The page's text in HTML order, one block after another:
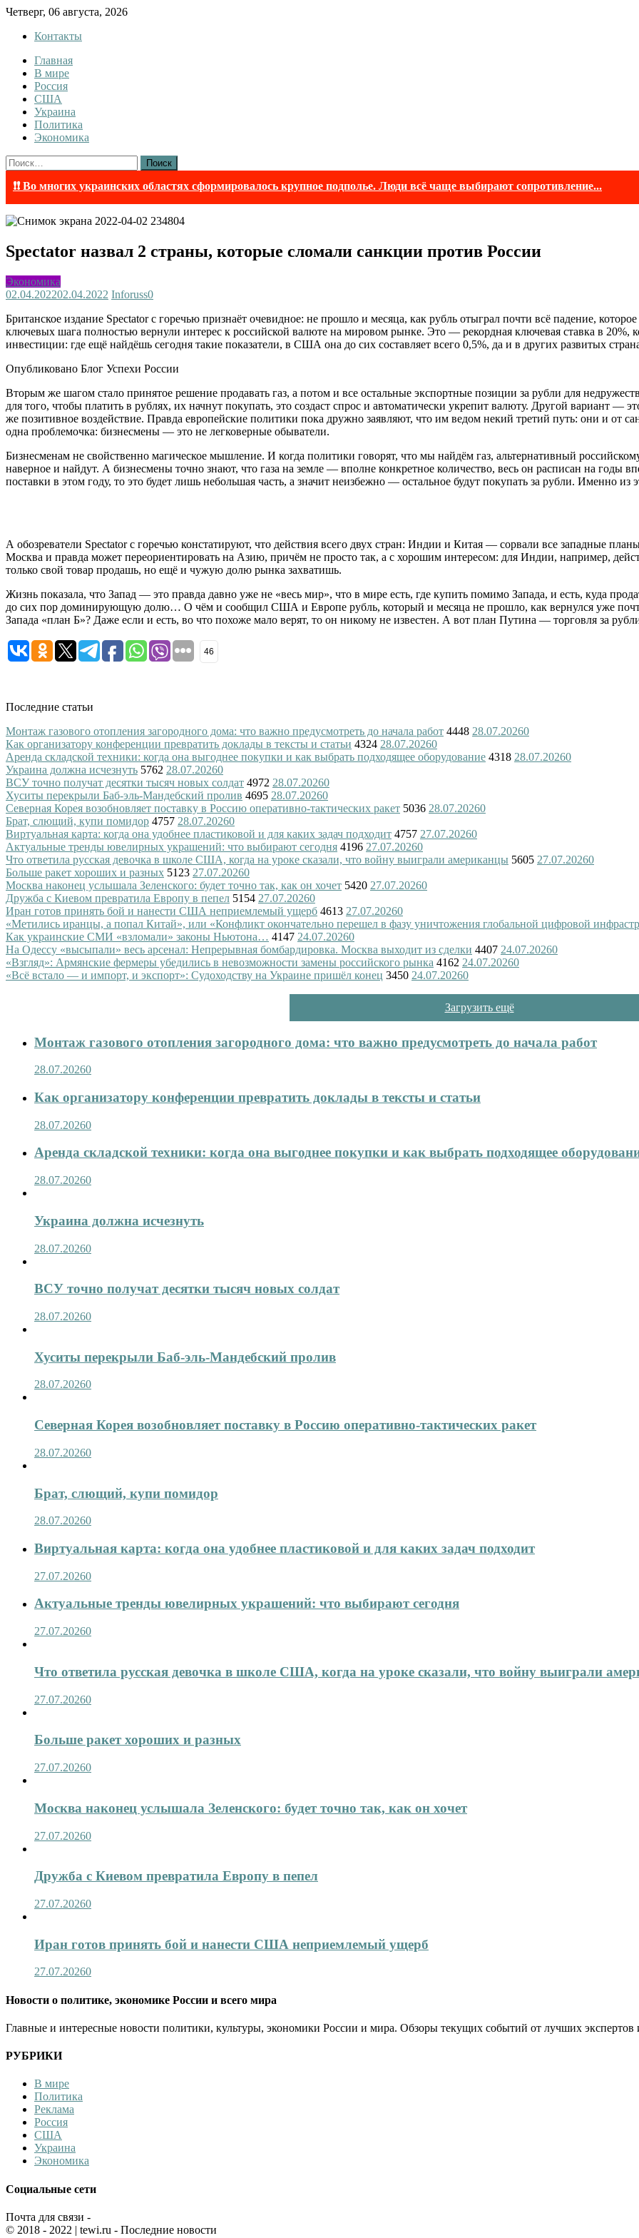
Skip
content
Четверг, 06 августа, 2026
Контакты
InfoRuss
InfoRuss — Новости
Главная
В мире
Россия
США
Украина
Политика
Экономика
Найти:
❗❗ Во многих украинских областях сформировалось крупное подполье. Люди всё чаще выбирают сопротивление...
Spectator назвал 2 страны, которые сломали санкции против России
Экономика
02.04.202202.04.2022 Inforuss0
Британское издание Spectator с горечью признаёт очевидное: не прошло и месяца, как рубль отыграл почти всё падение,
ключевых шага полностью вернули интерес к российской валюте на мировом рынке. Это — рекордная ключевая ставка в 20%,
инвестиции: где ещё найдёшь сегодня такие показатели, в США она до сих составляет всего 0,5%, да и в других развитых
Опубликовано Блог Успехи России
Вторым же шагом стало принятое решение продавать газ, а потом и все остальные экспортные позиции за рубли для
для того, чтобы платить в рублях, их начнут покупать, это создаст спрос и автоматически укрепит валюту. Другой вариант —
же позитивное воздействие. Правда европейские политики пока дружно заявляют, что им ведом некий третий путь: они и от
одна проблемочка: бизнесмены — это не легковерные обыватели.
Бизнесменам не свойственно магическое мышление. И когда политики говорят, что мы найдём газ, альтернативный
наверное и найдут. А бизнесмены точно знают, что газа на земле — вполне конкретное количество, весь он расписан на годы
поставки в этом году, то это будет лишь небольшая часть, а значит неизбежно — остальное будут покупать за рубли. Именно из
А обозреватели Spectator с горечью констатируют, что действия всего двух стран: Индии и Китая — сорвали все западные
Москва и правда может переориентировать на Азию, причём не просто так, а с хорошим интересом: для Индии, например,
только свой товар продашь, но ещё и чужую долю рынка захватишь.
Жизнь показала, что Запад — это правда давно уже не «весь мир», что в мире есть, где купить помимо Запада, и есть, куда
до сих пор доминирующую долю… О чём и сообщил США и Европе рубль, который и месяца не прошло, как вернулся уже
Запада «план Б»? Даже если и есть, во что похоже мало верят, то он никому не известен. А вот план Путина — торговля за
46
Последние статьи
Монтаж газового отопления загородного дома: что важно предусмотреть до начала работ 4448 28.07.20260
Как организатору конференции превратить доклады в тексты и статьи 4324 28.07.20260
Аренда складской техники: когда она выгоднее покупки и как выбрать подходящее оборудование 4318 28.07.20260
Украина должна исчезнуть 5762 28.07.20260
ВСУ точно получат десятки тысяч новых солдат 4972 28.07.20260
Хуситы перекрыли Баб-эль-Мандебский пролив 4695 28.07.20260
Северная Корея возобновляет поставку в Россию оперативно-тактических ракет 5036 28.07.20260
Брат, слющий, купи помидор 4757 28.07.20260
Виртуальная карта: когда она удобнее пластиковой и для каких задач подходит 4757 27.07.20260
Актуальные тренды ювелирных украшений: что выбирают сегодня 4196 27.07.20260
Что ответила русская девочка в школе США, когда на уроке сказали, что войну выиграли американцы 5605 27.07.20260
Больше ракет хороших и разных 5123 27.07.20260
Москва наконец услышала Зеленского: будет точно так, как он хочет 5420 27.07.20260
Дружба с Киевом превратила Европу в пепел 5154 27.07.20260
Иран готов принять бой и нанести США неприемлемый ущерб 4613 27.07.20260
«Метились иранцы, а попал Китай», или «Конфликт окончательно перешел в фазу уничтожения глобальной цифровой
Как украинские СМИ «взломали» законы Ньютона… 4147 24.07.20260
На Одессу «высыпали» весь арсенал: Непрерывная бомбардировка. Москва выходит из сделки 4407 24.07.20260
«Взгляд»: Армянские фермеры убедились в невозможности замены российского рынка 4162 24.07.20260
«Всё встало — и импорт, и экспорт»: Судоходству на Украине пришёл конец 3450 24.07.20260
Загрузить ещё
Монтаж газового отопления загородного дома: что важно предусмотреть до начала работ
28.07.20260
Как организатору конференции превратить доклады в тексты и статьи
28.07.20260
Аренда складской техники: когда она выгоднее покупки и как выбрать подходящее
28.07.20260
Украина должна исчезнуть
28.07.20260
ВСУ точно получат десятки тысяч новых солдат
28.07.20260
Хуситы перекрыли Баб-эль-Мандебский пролив
28.07.20260
Северная Корея возобновляет поставку в Россию оперативно-тактических ракет
28.07.20260
Брат, слющий, купи помидор
28.07.20260
Виртуальная карта: когда она удобнее пластиковой и для каких задач подходит
27.07.20260
Актуальные тренды ювелирных украшений: что выбирают сегодня
27.07.20260
Что ответила русская девочка в школе США, когда на уроке сказали, что войну выиграли
27.07.20260
Больше ракет хороших и разных
27.07.20260
Москва наконец услышала Зеленского: будет точно так, как он хочет
27.07.20260
Дружба с Киевом превратила Европу в пепел
27.07.20260
Иран готов принять бой и нанести США неприемлемый ущерб
27.07.20260
Новости о политике, экономике России и всего мира
Главные и интересные новости политики, культуры, экономики России и мира. Обзоры текущих событий от лучших экспертов
РУБРИКИ
В мире
Политика
Реклама
Россия
США
Украина
Экономика
Социальные сети
Почта для связи -
© 2018 - 2022 | tewi.ru - Последние новости